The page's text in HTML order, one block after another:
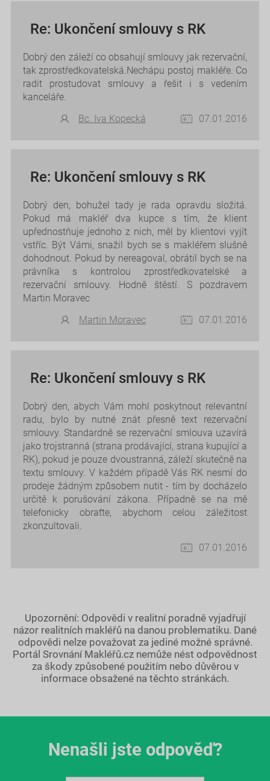
Re: Ukončení smlouvy s RK
Dobrý den záleží co obsahují smlouvy jak rezervační,
tak zprostředkovatelská.Nechápu postoj makléře. Co
radit prostudovat smlouvy a řešit i s vedením
kanceláře.
Bc. Iva Kopecká
07.01.2016
Re: Ukončení smlouvy s RK
Dobrý den, bohužel tady je rada opravdu složitá.
Pokud má makléř dva kupce s tím, že klient
upřednostňuje jednoho z nich, měl by klientovi vyjít
vstříc. Být Vámi, snažil bych se s makléřem slušně
dohodnout. Pokud by nereagoval, obrátil bych se na
právníka s kontrolou zprostředkovatelské a
rezervační smlouvy. Hodně štěstí. S pozdravem
Martin Moravec
Martin Moravec
07.01.2016
Re: Ukončení smlouvy s RK
Dobrý den, abych Vám mohl poskytnout relevantní
radu, bylo by nutné znát přesně text rezervační
smlouvy. Standardně se rezervační smlouva uzavírá
jako trojstranná (strana prodávající, strana kupující a
RK), pokud je pouze dvoustranná, záleží skutečně na
textu smlouvy. V každém případě Vás RK nesmí do
prodeje žádným způsobem nutit - tím by docházelo
určitě k porušování zákona. Případně se na mě
telefonicky obraťte, abychom celou záležitost
zkonzultovali.
07.01.2016
Upozornění: Odpovědi v realitní poradně vyjadřují
názor realitních makléřů na danou problematiku. Dané
odpovědi nelze považovat za jediné možné správné.
Portál Srovnání Makléřů.cz nemůže nést odpovědnost
za škody způsobené použitím nebo důvěrou v
informace obsažené na těchto stránkách.
Nenašli jste odpověď?